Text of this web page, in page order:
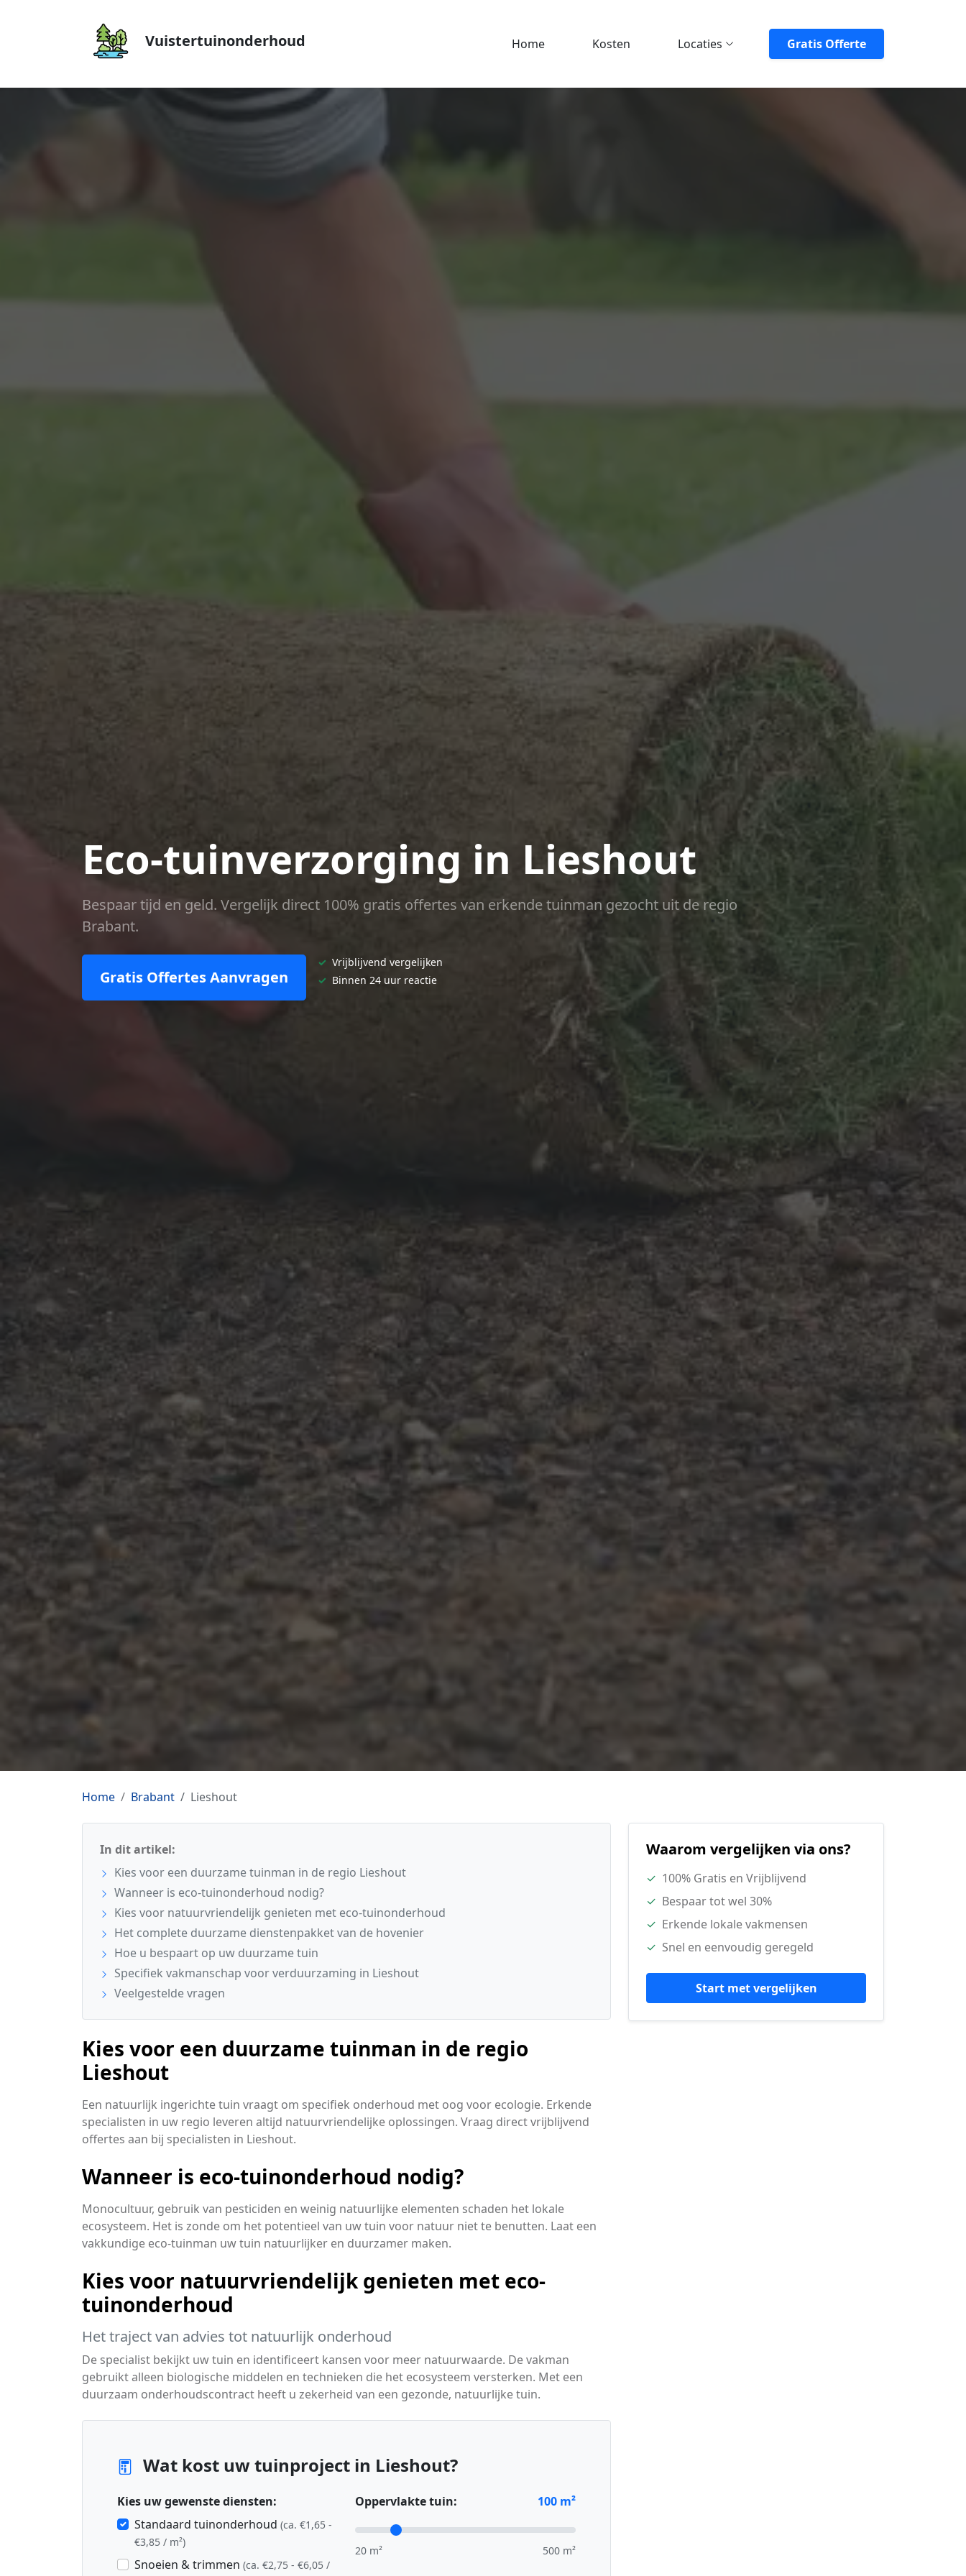
Vuistertuinonderhoud Home Kosten Locaties Gratis Offerte
Eco-tuinverzorging in Lieshout
Bespaar tijd en geld. Vergelijk direct 100% gratis offertes van erkende tuinman gezocht uit de regio
Brabant.
Gratis Offertes Aanvragen
✓ Vrijblijvend vergelijken
✓ Binnen 24 uur reactie
Home Brabant Lieshout
In dit artikel:
Kies voor een duurzame tuinman in de regio Lieshout
Wanneer is eco-tuinonderhoud nodig?
Kies voor natuurvriendelijk genieten met eco-tuinonderhoud
Het complete duurzame dienstenpakket van de hovenier
Hoe u bespaart op uw duurzame tuin
Specifiek vakmanschap voor verduurzaming in Lieshout
Veelgestelde vragen
Kies voor een duurzame tuinman in de regio
Lieshout
Een natuurlijk ingerichte tuin vraagt om specifiek onderhoud met oog voor ecologie. Erkende
specialisten in uw regio leveren altijd natuurvriendelijke oplossingen. Vraag direct vrijblijvend
offertes aan bij specialisten in Lieshout.
Wanneer is eco-tuinonderhoud nodig?
Monocultuur, gebruik van pesticiden en weinig natuurlijke elementen schaden het lokale
ecosysteem. Het is zonde om het potentieel van uw tuin voor natuur niet te benutten. Laat een
vakkundige eco-tuinman uw tuin natuurlijker en duurzamer maken.
Kies voor natuurvriendelijk genieten met eco-
tuinonderhoud
Het traject van advies tot natuurlijk onderhoud
De specialist bekijkt uw tuin en identificeert kansen voor meer natuurwaarde. De vakman
gebruikt alleen biologische middelen en technieken die het ecosysteem versterken. Met een
duurzaam onderhoudscontract heeft u zekerheid van een gezonde, natuurlijke tuin.
Wat kost uw tuinproject in Lieshout?
Kies uw gewenste diensten:
Standaard tuinonderhoud (ca. €1,65 -
€3,85 / m²)
Snoeien & trimmen (ca. €2,75 - €6,05 /
Oppervlakte tuin: 100 m²
20 m² 500 m²
Waarom vergelijken via ons?
✓ 100% Gratis en Vrijblijvend
✓ Bespaar tot wel 30%
✓ Erkende lokale vakmensen
✓ Snel en eenvoudig geregeld
Start met vergelijken